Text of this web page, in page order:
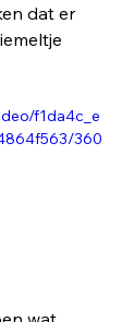
dat er
f1da4c_e
360